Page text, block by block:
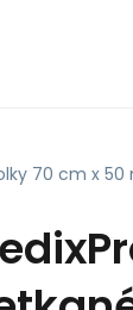
70 cm x 50